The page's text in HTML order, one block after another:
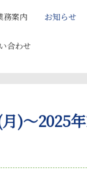
務案内 お知らせ
合わせ
)～2025年